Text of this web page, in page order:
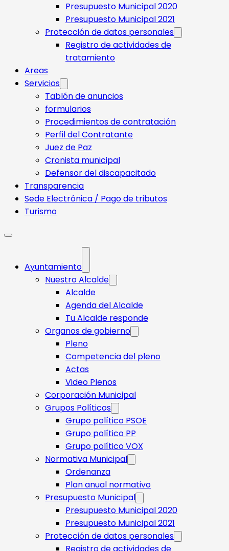
Presupuesto Municipal 2020
Presupuesto Municipal 2021
Protección de datos personales
Registro de actividades de
tratamiento
Areas
Servicios
Tablón de anuncios
formularios
Procedimientos de contratación
Perfil del Contratante
Juez de Paz
Cronista municipal
Defensor del discapacitado
Transparencia
Sede Electrónica / Pago de tributos
Turismo
Ayuntamiento
Nuestro Alcalde
Alcalde
Agenda del Alcalde
Tu Alcalde responde​
Organos de gobierno
Pleno
Competencia del pleno
Actas
Video Plenos
Corporación Municipal
Grupos Políticos
Grupo político PSOE
Grupo político PP
Grupo político VOX
Normativa Municipal
Ordenanza
Plan anual normativo
Presupuesto Municipal
Presupuesto Municipal 2020
Presupuesto Municipal 2021
Protección de datos personales